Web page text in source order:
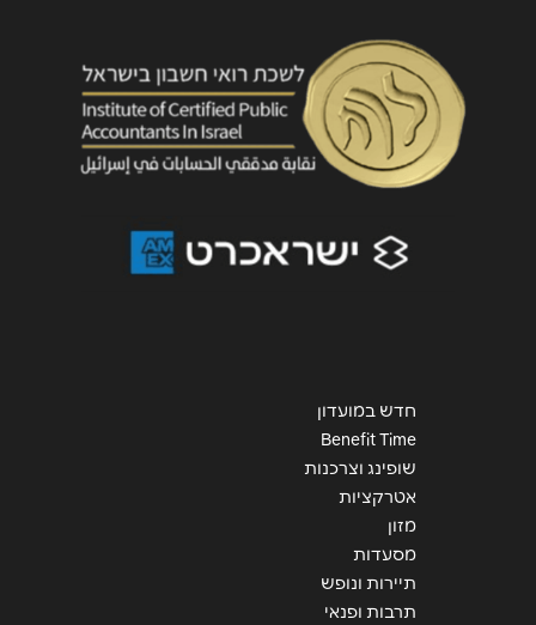
שליחה
חדש במועדון
Benefit Time
שופינג וצרכנות
אטרקציות
מזון
מסעדות
תיירות ונופש
תרבות ופנאי